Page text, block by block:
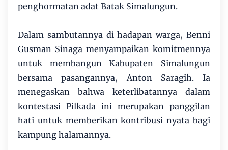
penghormatan adat Batak Simalungun.
Dalam sambutannya di hadapan warga, Benni
Gusman Sinaga menyampaikan komitmennya
untuk membangun Kabupaten Simalungun
bersama pasangannya, Anton Saragih. Ia
menegaskan bahwa keterlibatannya dalam
kontestasi Pilkada ini merupakan panggilan
hati untuk memberikan kontribusi nyata bagi
kampung halamannya.